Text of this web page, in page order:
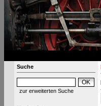
Suche
zur erweiterten Suche